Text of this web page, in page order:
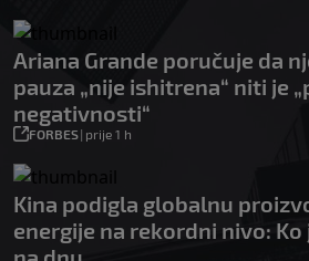
Ariana Grande poručuje da
pauza „nije ishitrena“ niti je
negativnosti“
FORBES| prije 1 h
Kina podigla globalnu
energije na rekordni nivo: Ko